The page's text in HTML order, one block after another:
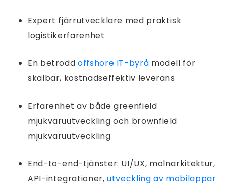
Expert fjärrutvecklare med praktisk
logistikerfarenhet
En betroddoffshore IT-byrå modell för
skalbar, kostnadseffektiv leverans
Erfarenhet av både greenfield
mjukvaruutveckling och brownfield
mjukvaruutveckling
End-to-end-tjänster: UI/UX, molnarkitektur,
API-integrationer,utveckling av mobilappar